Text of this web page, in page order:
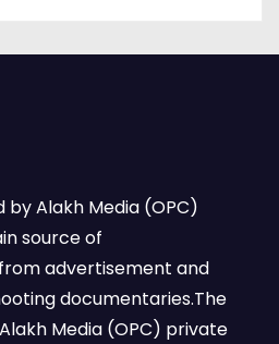
Alakh Media (OPC)
source of
advertisement and
documentaries.The
Media (OPC) private